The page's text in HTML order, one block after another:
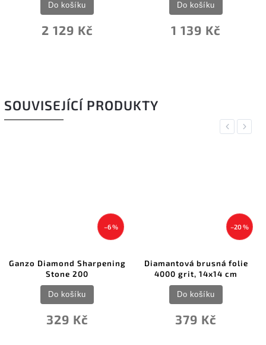
2 129 Kč
Do košíku
1 139 Kč
Do košíku
SOUVISEJÍCÍ PRODUKTY
Previous
–6 %
Ganzo Diamond Sharpening
Stone 200
329 Kč
Do košíku
–20 %
Diamantová brusná folie
4000 grit, 14x14 cm
379 Kč
Do košíku
Next